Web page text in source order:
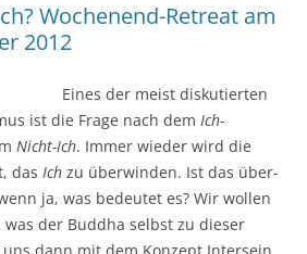
Wochenend-Retreat am
2012
Eines der meist diskutierten
ist die Frage nach dem Ich-
Nicht-Ich. Immer wieder wird die
das Ich zu überwinden. Ist das über­
ja, was bedeutet es? Wir wollen
der Buddha selbst zu dieser